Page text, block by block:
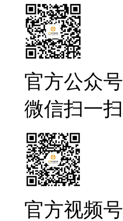
官方公众号
微信扫一扫
官方视频号